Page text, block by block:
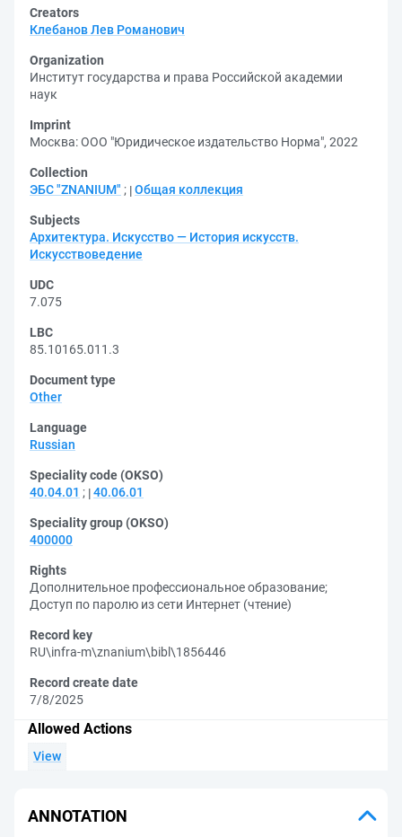
Creators
Клебанов Лев Романович
Organization
Институт государства и права Российской академии
наук
Imprint
Москва: ООО "Юридическое издательство Норма", 2022
Collection
ЭБС "ZNANIUM" ; Общая коллекция
Subjects
Архитектура. Искусство — История искусств.
Искусствоведение
UDC
7.075
LBC
85.10165.011.3
Document type
Other
Language
Russian
Speciality code (OKSO)
40.04.01 ; 40.06.01
Speciality group (OKSO)
400000
Rights
Дополнительное профессиональное образование;
Доступ по паролю из сети Интернет (чтение)
Record key
RU\infra-m\znanium\bibl\1856446
Record create date
7/8/2025
Allowed Actions
View
ANNOTATION